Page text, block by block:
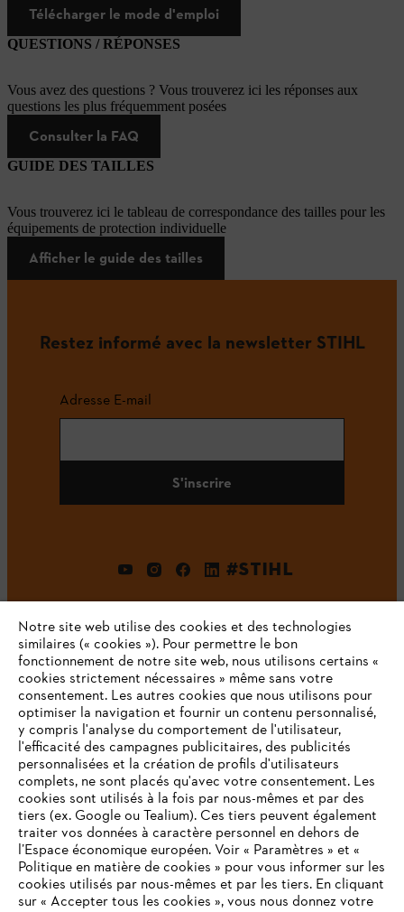
Télécharger le mode d'emploi
QUESTIONS / RÉPONSES
Vous avez des questions ? Vous trouverez ici les réponses aux
questions les plus fréquemment posées
Consulter la FAQ
GUIDE DES TAILLES
Vous trouverez ici le tableau de correspondance des tailles pour les
équipements de protection individuelle
Afficher le guide des tailles
Restez informé avec la newsletter STIHL
Adresse E-mail
S'inscrire
#STIHL
L'Entreprise
STIHL FAQ
Contact
Notre site web utilise des cookies et des technologies
similaires (« cookies »). Pour permettre le bon
fonctionnement de notre site web, nous utilisons certains «
cookies strictement nécessaires » même sans votre
consentement. Les autres cookies que nous utilisons pour
optimiser la navigation et fournir un contenu personnalisé,
y compris l'analyse du comportement de l'utilisateur,
l'efficacité des campagnes publicitaires, des publicités
personnalisées et la création de profils d'utilisateurs
complets, ne sont placés qu'avec votre consentement. Les
cookies sont utilisés à la fois par nous-mêmes et par des
tiers (ex. Google ou Tealium). Ces tiers peuvent également
traiter vos données à caractère personnel en dehors de
l’Espace économique européen. Voir « Paramètres » et «
Politique en matière de cookies » pour vous informer sur les
cookies utilisés par nous-mêmes et par les tiers. En cliquant
sur « Accepter tous les cookies », vous nous donnez votre